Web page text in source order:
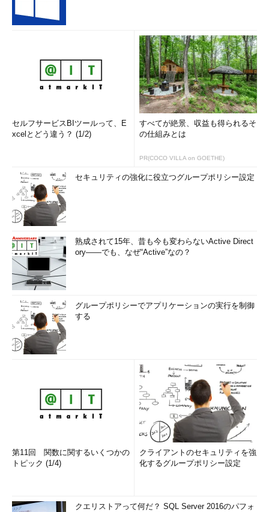
セルフサービスBIツールって、E
xcelとどう違う？ (1/2)
すべてが絶景、収益も得られるそ
の仕組みとは
PR(COCO VILLA on GOETHE)
セキュリティの強化に役立つグループポリシー設定
熟成されて15年、昔も今も変わらないActive Direct
ory――でも、なぜ“Active”なの？
グループポリシーでアプリケーションの実行を制御
する
第11回 関数に関するいくつかの
トピック (1/4)
クライアントのセキュリティを強
化するグループポリシー設定
クエリストアって何だ？ SQL Server 2016のパフォ